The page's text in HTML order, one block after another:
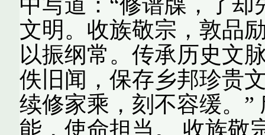
文明。收族敬宗，敦品
以振纲常。传承历史文
佚旧闻，保存乡邦珍贵
续修家乘，刻不容缓。
能，使命担当。 收族敬